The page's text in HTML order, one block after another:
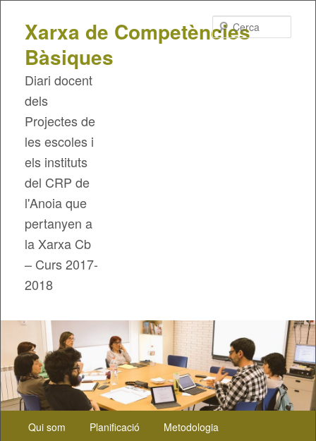
Xarxa de Competències
Bàsiques
Diari docent
dels
Projectes de
les escoles i
els instituts
del CRP de
l'Anoia que
pertanyen a
la Xarxa Cb
– Curs 2017-
2018
principal
Aneu
Aneu
Qui som Planificació Metodologia